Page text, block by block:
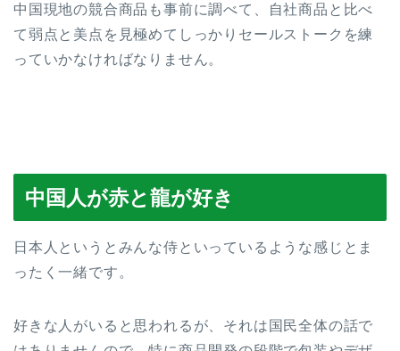
中国現地の競合商品も事前に調べて、自社商品と比べ
て弱点と美点を見極めてしっかりセールストークを練
っていかなければなりません。
中国人が赤と龍が好き
日本人というとみんな侍といっているような感じとま
ったく一緒です。
好きな人がいると思われるが、それは国民全体の話で